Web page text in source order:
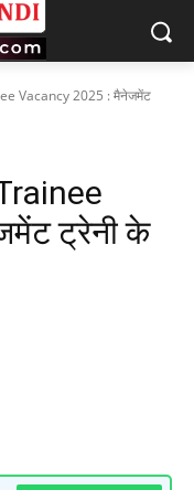
Vacancy 2025 : मैनेजमेंट
ट्रेनी के